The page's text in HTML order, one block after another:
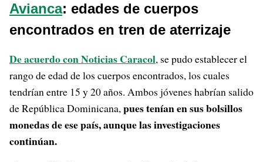
Avianca: edades de cuerpos
encontrados en tren de aterrizaje
De acuerdo con Noticias Caracol, se pudo establecer el
rango de edad de los cuerpos encontrados, los cuales
tendrían entre 15 y 20 años. Ambos jóvenes habrían salido
de República Dominicana,pues tenían en sus bolsillos
monedas de ese país, aunque las investigaciones
continúan.